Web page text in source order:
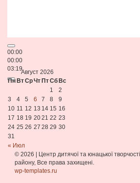
00:00
00:00
03:19Август 2026
ПнВтСрЧтПтСбВс
« Июл
1
2
3
4 5 6 7 8
9
10 11 12 13 14 15 16
17 18 19 2021 22 23
24 25 26 27 28 29 30
31
© 2026 | Центр дитячої та юнацької
району, Все права захищені.
wp-templates.ru